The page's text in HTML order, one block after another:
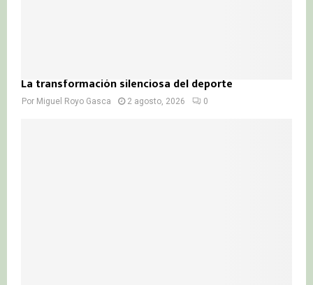
La transformación silenciosa del deporte
Por Miguel Royo Gasca 2 agosto, 2026 0